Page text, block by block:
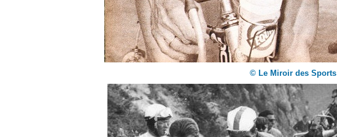
© Le Miroir des Sports